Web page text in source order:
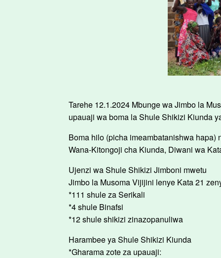
Tarehe 12.1.2024 Mbunge wa Jimbo la
upauaji wa boma la Shule Shikizi Kiunda
Boma hilo (picha imeambatanishwa
Wana-Kitongoji cha Kiunda, Diwani wa
Ujenzi wa Shule Shikizi Jimboni mwetu
Jimbo la Musoma Vijijini lenye Kata 21
*111 shule za Serikali
*4 shule Binafsi
*12 shule shikizi zinazopanuliwa
Harambee ya Shule Shikizi Kiunda
*Gharama zote za upauaji: